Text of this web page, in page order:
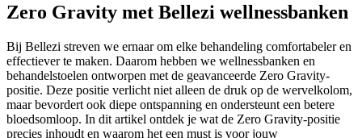
Zero Gravity met Bellezi wellnessbanken
Bij Bellezi streven we ernaar om elke behandeling comfortabeler en
effectiever te maken. Daarom hebben we wellnessbanken en
behandelstoelen ontworpen met de geavanceerde Zero Gravity-
positie. Deze positie verlicht niet alleen de druk op de wervelkolom,
maar bevordert ook diepe ontspanning en ondersteunt een betere
bloedsomloop. In dit artikel ontdek je wat de Zero Gravity-positie
precies inhoudt en waarom het een must is voor jouw